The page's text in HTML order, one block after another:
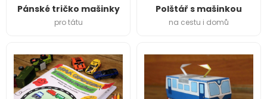
Pánské tričko mašinky
pro tátu
Polštář s mašinkou
na cestu i domů